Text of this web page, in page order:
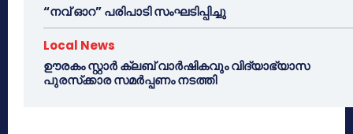
“നവ് ഓറ” പരിപാടി സംഘടിപ്പിച്ചു
Local News
ഊരകം സ്റ്റാർ ക്ലബ് വാർഷികവും വിദ്യാഭ്യാസ
പുരസ്‌ക്കാര സമർപ്പണം നടത്തി